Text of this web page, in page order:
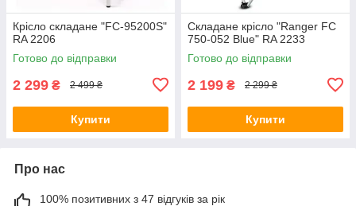
Крісло складане "FC-95200S"
RA 2206
Готово до відправки
2 299 ₴ 2 499 ₴
Купити
Складане крісло "Ranger FC
750-052 Blue" RA 2233
Готово до відправки
2 199 ₴ 2 299 ₴
Купити
Про нас
100% позитивних з 47 відгуків за рік